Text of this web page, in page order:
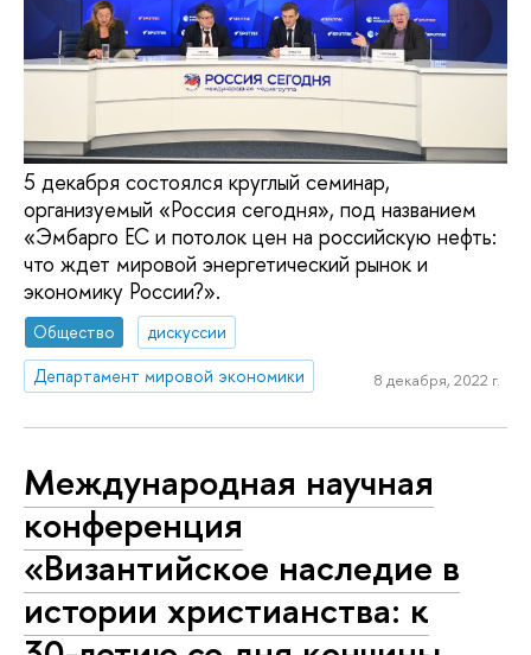
5 декабря состоялся круглый семинар,
организуемый «Россия сегодня», под названием
«Эмбарго ЕС и потолок цен на российскую нефть:
что ждет мировой энергетический рынок и
экономику России?».
Общество
дискуссии
Департамент мировой экономики
8 декабря, 2022 г.
Международная научная
конференция
«Византийское наследие в
истории христианства: к